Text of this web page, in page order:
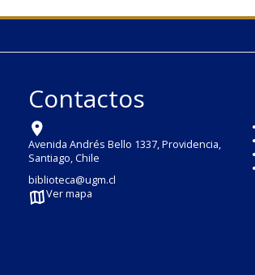
Contactos
Avenida Andrés Bello 1337, Providencia,
Santiago, Chile
biblioteca@ugm.cl
Ver mapa